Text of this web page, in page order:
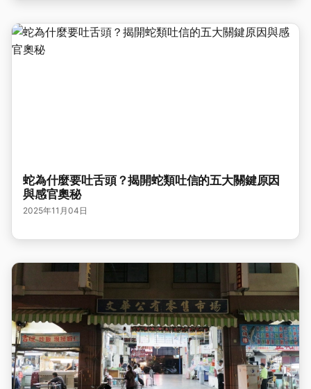
蛇為什麼要吐舌頭？揭開蛇類吐信的五大關鍵原因
與感官奧秘
2025年11月04日